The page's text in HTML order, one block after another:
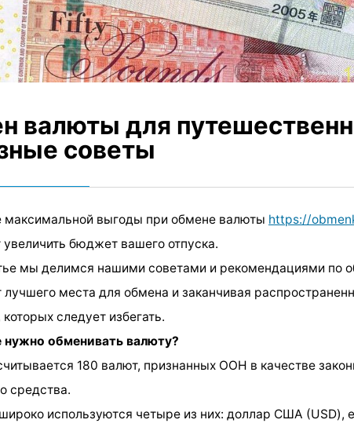
валюты для
советы
максимальной выгоды при обмене валюты https://
бюджет вашего отпуска.
мы делимся нашими советами и рекомендациями по
лучшего места для обмена и заканчивая
следует избегать.
нужно обменивать валюту?
180 валют, признанных ООН в качестве
средства.
используются четыре из них: доллар США (USD),